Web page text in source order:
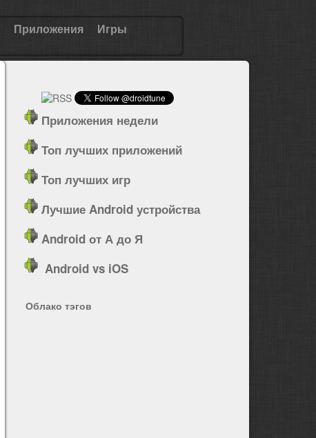
Приложения Игры
Приложения недели
Топ лучших приложений
Топ лучших игр
Лучшие Android устройства
Android от А до Я
Android vs iOS
Облако тэгов